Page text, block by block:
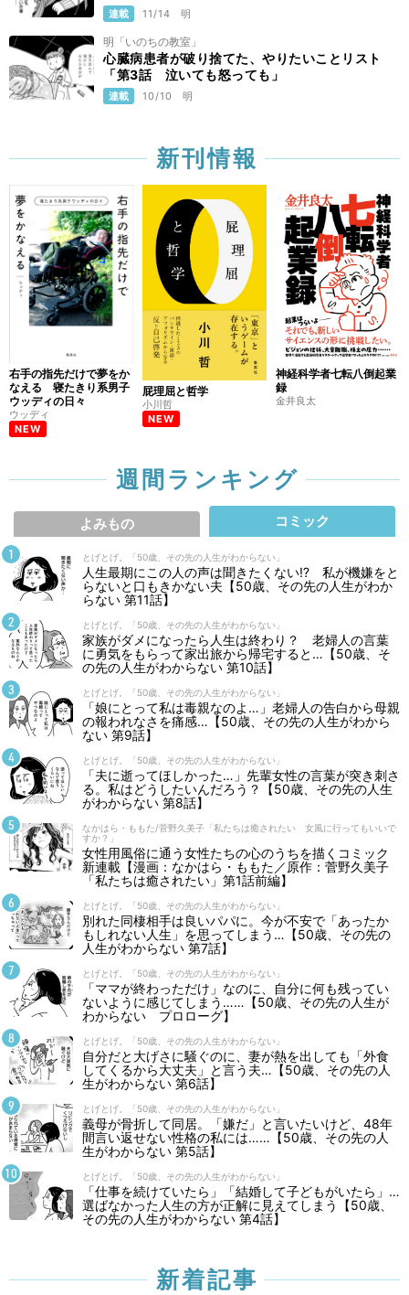
連載 11/14 明
明「いのちの教室」
心臓病患者が破り捨てた、やりたいことリスト
「第3話 泣いても怒っても」
連載 10/10 明
新刊情報
右手の指先だけで夢をか
なえる 寝たきり系男子
ウッディの日々
ウッディ
NEW
屁理屈と哲学
小川哲
NEW
神経科学者七転八倒起業
録
金井良太
週間ランキング
よみもの コミック
とげとげ。「50歳、その先の人生がわからない」
人生最期にこの人の声は聞きたくない⁉ 私が機嫌をと
らないと口もきかない夫【50歳、その先の人生がわか
らない 第11話】
とげとげ。「50歳、その先の人生がわからない」
家族がダメになったら人生は終わり？ 老婦人の言葉
に勇気をもらって家出旅から帰宅すると…【50歳、そ
の先の人生がわからない 第10話】
とげとげ。「50歳、その先の人生がわからない」
「娘にとって私は毒親なのよ…」老婦人の告白から母親
の報われなさを痛感…【50歳、その先の人生がわから
ない 第9話】
とげとげ。「50歳、その先の人生がわからない」
「夫に逝ってほしかった…」先輩女性の言葉が突き刺さ
る。私はどうしたいんだろう？【50歳、その先の人生
がわからない 第8話】
なかはら・ももた/菅野久美子「私たちは癒されたい 女風に行ってもいいで
すか？」
女性用風俗に通う女性たちの心のうちを描くコミック
新連載【漫画：なかはら・ももた／原作：菅野久美子
「私たちは癒されたい」第1話前編】
とげとげ。「50歳、その先の人生がわからない」
別れた同棲相手は良いパパに。今が不安で「あったか
もしれない人生」を思ってしまう…【50歳、その先の
人生がわからない 第7話】
とげとげ。「50歳、その先の人生がわからない」
「ママが終わっただけ」なのに、自分に何も残ってい
ないように感じてしまう……【50歳、その先の人生が
わからない プロローグ】
とげとげ。「50歳、その先の人生がわからない」
自分だと大げさに騒ぐのに、妻が熱を出しても「外食
してくるから大丈夫」と言う夫…【50歳、その先の人
生がわからない 第6話】
とげとげ。「50歳、その先の人生がわからない」
義母が骨折して同居。「嫌だ」と言いたいけど、48年
間言い返せない性格の私には……【50歳、その先の人
生がわからない 第5話】
とげとげ。「50歳、その先の人生がわからない」
「仕事を続けていたら」「結婚して子どもがいたら」…
選ばなかった人生の方が正解に見えてしまう【50歳、
その先の人生がわからない 第4話】
新着記事